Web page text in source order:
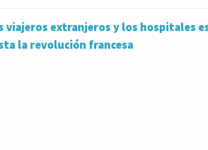
viajeros extranjeros y los hospitales
la revolución francesa